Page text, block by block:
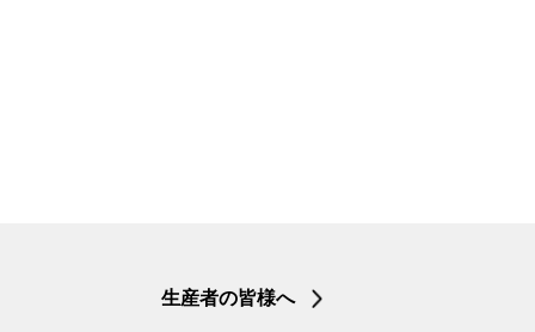
生産者の皆様へ